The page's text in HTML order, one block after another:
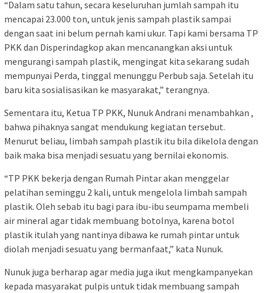
“Dalam satu tahun, secara keseluruhan jumlah sampah itu
mencapai 23.000 ton, untuk jenis sampah plastik sampai
dengan saat ini belum pernah kami ukur. Tapi kami bersama TP
PKK dan Disperindagkop akan mencanangkan aksi untuk
mengurangi sampah plastik, mengingat kita sekarang sudah
mempunyai Perda, tinggal menunggu Perbub saja. Setelah itu
baru kita sosialisasikan ke masyarakat,” terangnya.
Sementara itu, Ketua TP PKK, Nunuk Andrani menambahkan ,
bahwa pihaknya sangat mendukung kegiatan tersebut.
Menurut beliau, limbah sampah plastik itu bila dikelola dengan
baik maka bisa menjadi sesuatu yang bernilai ekonomis.
“TP PKK bekerja dengan Rumah Pintar akan menggelar
pelatihan seminggu 2 kali, untuk mengelola limbah sampah
plastik. Oleh sebab itu bagi para ibu-ibu seumpama membeli
air mineral agar tidak membuang botolnya, karena botol
plastik itulah yang nantinya dibawa ke rumah pintar untuk
diolah menjadi sesuatu yang bermanfaat,” kata Nunuk.
Nunuk juga berharap agar media juga ikut mengkampanyekan
kepada masyarakat pulpis untuk tidak membuang sampah